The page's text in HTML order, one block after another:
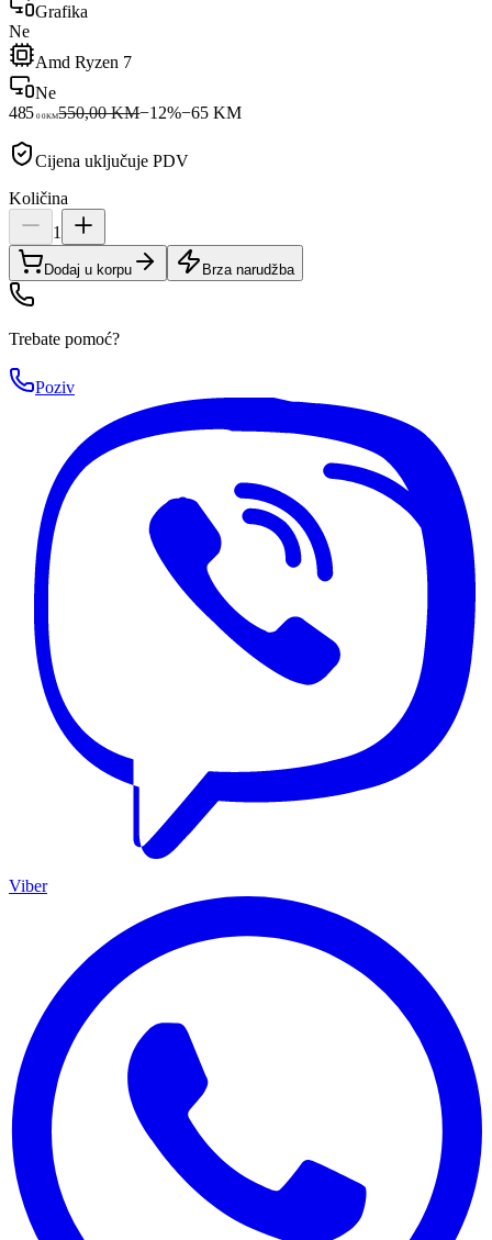
Grafika
Ne
Amd Ryzen 7
Ne
485 00KM550,00 KM−12%−65 KM
Cijena uključuje PDV
Količina
1
Dodaj u korpu Brza narudžba
Trebate pomoć?
Poziv
Viber